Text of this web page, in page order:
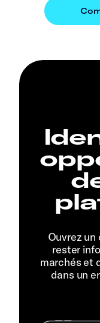
Ouvrez
rester
marchés et
dans un